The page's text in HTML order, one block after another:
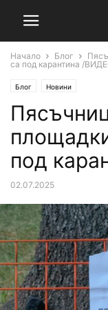
Начало Блог
са под карантина /
Блог Новини
под
02.07.2025